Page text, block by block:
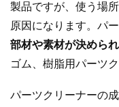
製品ですが、使う場
原因になります。パ
部材や素材が決めら
ゴム、樹脂用パーツ
パーツクリーナーの